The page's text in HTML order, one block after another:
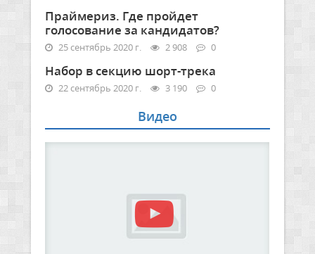
Праймериз. Где пройдет
голосование за кандидатов?
25 сентябрь 2020 г. 2 908 0
Набор в секцию шорт-трека
22 сентябрь 2020 г. 3 190 0
Видео